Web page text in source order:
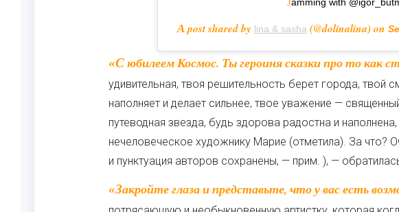
Jamming with
A post shared by lina & sasha(@dolinalina) on
«С юбилеем Космос. Ты героиня сказки про то как стать принцессой! Ты
удивительная, твоя решительность берет города, твой
наполняет и делает сильнее, твое уважение —
путеводная звезда, будь здорова радостна и
нечеловеческое художнику Марие (отметила). За что?
и пунктуация авторов сохранены, — прим. ), —
«Закройте глаза и представьте, что у вас есть возможность дружить и поздравлять